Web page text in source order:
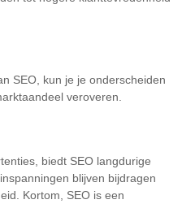
SEO, kun je je onderscheiden
veroveren.
biedt SEO langdurige
blijven bijdragen
Kortom, SEO is een